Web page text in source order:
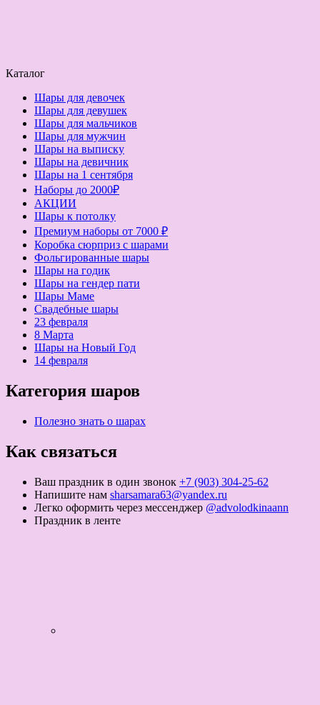
Каталог
Шары для девочек
Шары для девушек
Шары для мальчиков
Шары для мужчин
Шары на выписку
Шары на девичник
Шары на 1 сентября
Наборы до 2000₽
АКЦИИ
Шары к потолку
Премиум наборы от 7000 ₽
Коробка сюрприз с шарами
Фольгированные шары
Шары на годик
Шары на гендер пати
Шары Маме
Свадебные шары
23 февраля
8 Марта
Шары на Новый Год
14 февраля
Категория шаров
Полезно знать о шарах
Как связаться
Ваш праздник в один звонок +7 (903) 304-25-62
Напишите нам sharsamara63@yandex.ru
Легко оформить через мессенджер @advolodkinaann
Праздник в ленте